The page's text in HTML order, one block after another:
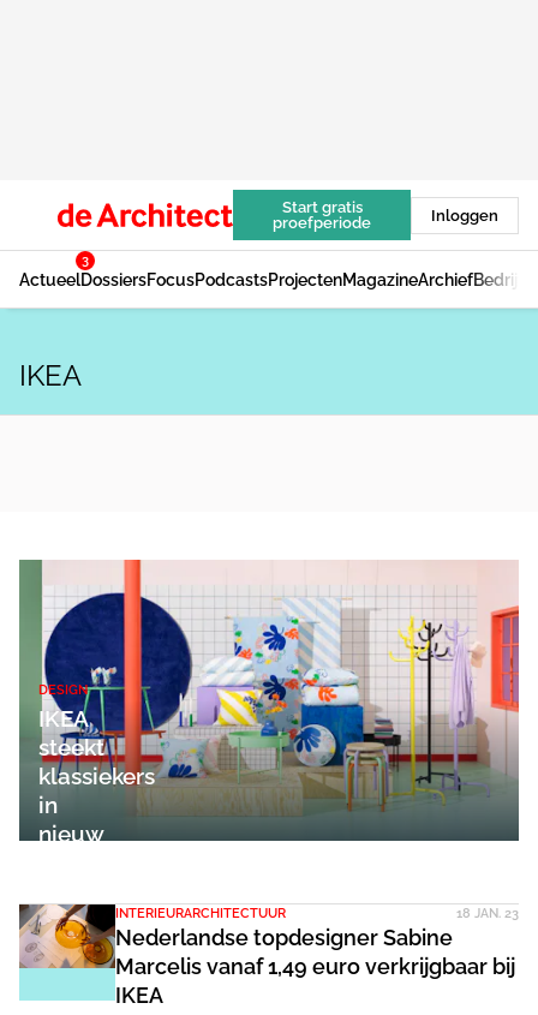
Start gratis
proefperiode
Inloggen
Actueel
3
DossiersFocusPodcastsProjectenMagazineArchief
IKEA
DESIGN
IKEA
steekt
klassiekers
in
nieuw
INTERIEURARCHITECTUUR 18 JAN. 23
Nederlandse topdesigner Sabine
Marcelis vanaf 1,49 euro verkrijgbaar bij
IKEA